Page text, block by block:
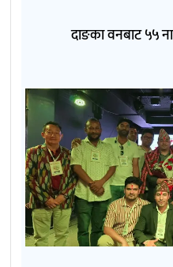
दाङका वनबाट ५५